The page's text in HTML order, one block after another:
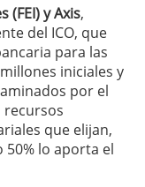
(FEI) y Axis,
del ICO, que
para las
iniciales y
por el
recursos
que elijan,
50% lo aporta el